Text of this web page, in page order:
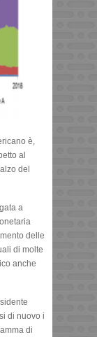
è,
al
del
a
delle
di molte
anche
di nuovo i
di